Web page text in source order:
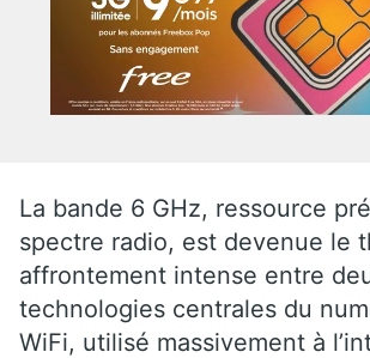
La bande 6 GHz, ressource
spectre radio, est devenue le
affrontement intense entre
technologies centrales du
WiFi, utilisé massivement à